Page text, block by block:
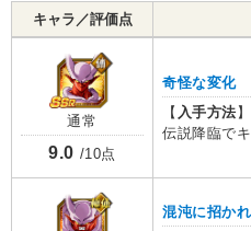
キャラ／評価点
通常
9.0 /10点
奇怪な変化
【 入手方法】
伝説降臨で
混沌に招か